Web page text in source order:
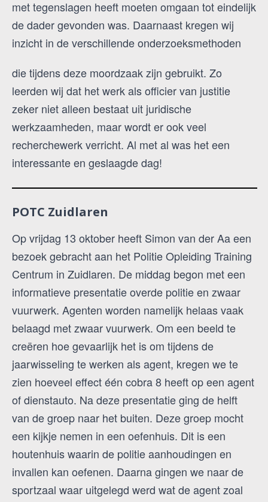
met tegenslagen heeft moeten omgaan tot eindelijk
de dader gevonden was. Daarnaast kregen wij
inzicht in de verschillende onderzoeksmethoden
die tijdens deze moordzaak zijn gebruikt. Zo
leerden wij dat het werk als officier van justitie
zeker niet alleen bestaat uit juridische
werkzaamheden, maar wordt er ook veel
recherchewerk verricht. Al met al was het een
interessante en geslaagde dag!
POTC Zuidlaren
Op vrijdag 13 oktober heeft Simon van der Aa een
bezoek gebracht aan het Politie Opleiding Training
Centrum in Zuidlaren. De middag begon met een
informatieve presentatie overde politie en zwaar
vuurwerk. Agenten worden namelijk helaas vaak
belaagd met zwaar vuurwerk. Om een beeld te
creëren hoe gevaarlijk het is om tijdens de
jaarwisseling te werken als agent, kregen we te
zien hoeveel effect één cobra 8 heeft op een agent
of dienstauto. Na deze presentatie ging de helft
van de groep naar het buiten. Deze groep mocht
een kijkje nemen in een oefenhuis. Dit is een
houtenhuis waarin de politie aanhoudingen en
invallen kan oefenen. Daarna gingen we naar de
sportzaal waar uitgelegd werd wat de agent zoal